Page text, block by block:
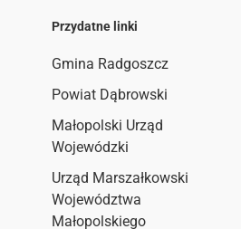
Przydatne linki
Gmina Radgoszcz
Powiat Dąbrowski
Małopolski Urząd
Wojewódzki
Urząd Marszałkowski
Województwa
Małopolskiego